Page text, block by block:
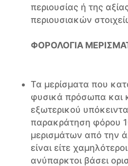
περιουσίας ή της
περιουσιακών
ΦΟΡΟΛΟΓΙΑ
Τα μερίσματα που
φυσικά πρόσωπα και
εξωτερικού
παρακράτηση φόρου
μερισμάτων από την
είναι είτε χαμηλότεροι
ανύπαρκτοι βάσει